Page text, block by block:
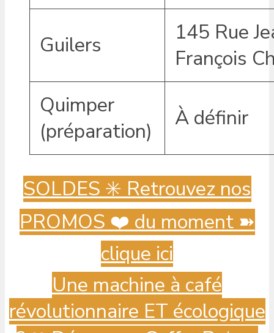
Guilers
145 Rue
François
Quimper
(préparation)
À définir
SOLDES ✳️ Retrouvez nos
PROMOS ❤️ du moment ➽
clique ici
Une machine à café
révolutionnaire ET écologique